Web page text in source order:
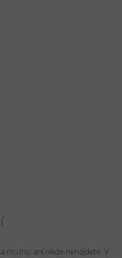
možno ani nikde nenájdete. V